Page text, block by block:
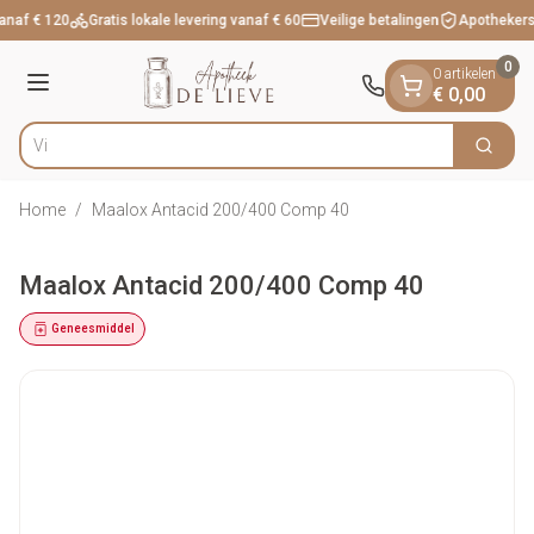
Ga naar de inhoud
1 van 1
€ 120 Gratis lokale levering vanaf € 60 Veilige betalingen
Menu
Product, merk, categorie... Zoek
0 artikelen
€ 0,00
0
Home / Maalox Antacid 200/400 Comp 40
Maalox Antacid 200/400 Comp 40
Geneesmiddel